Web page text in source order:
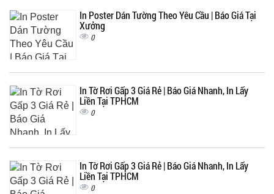
In Poster Dán Tường Theo Yêu Cầu | Báo Giá Tại
Xưởng
0
In Tờ Rơi Gấp 3 Giá Rẻ | Báo Giá Nhanh, In Lấy
Liền Tại TPHCM
0
In Tờ Rơi Gấp 3 Giá Rẻ | Báo Giá Nhanh, In Lấy
Liền Tại TPHCM
0